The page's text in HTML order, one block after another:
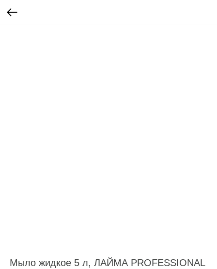
Мыло жидкое 5 л, ЛАЙМА PROFESSIONAL